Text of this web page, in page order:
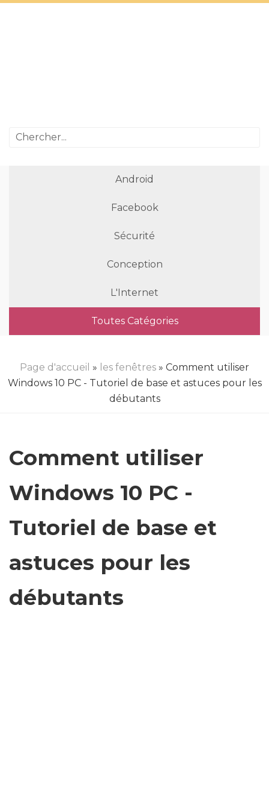
Android
Facebook
Sécurité
Conception
L'Internet
Toutes Catégories
Page d'accueil » les fenêtres » Comment utiliser
Windows 10 PC - Tutoriel de base et astuces pour les
débutants
Comment utiliser
Windows 10 PC -
Tutoriel de base et
astuces pour les
débutants